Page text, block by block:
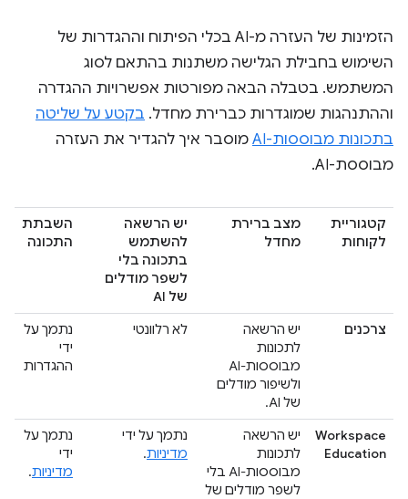
הזמינות של העזרה מ-AI בכלי הפיתוח וההגדרות של
השימוש בחבילת הגלישה משתנות בהתאם לסוג
המשתמש. בטבלה הבאה מפורטות אפשרויות ההגדרה
וההתנהגות שמוגדרות כברירת מחדל. בקטע על שליטה
בתכונות מבוססות-AI
מוסבר איך להגדיר את העזרה
מבוססת-AI.
קטגוריית
לקוחות
מצב ברירת
מחדל
יש הרשאה
להשתמש
בתכונה בלי
לשפר מודלים
של AI
השבתת
התכונה
צרכנים
יש הרשאה
לתכונות
מבוססות-AI
ולשיפור מודלים
של AI.
לא רלוונטי
נתמך על
ידי
ההגדרות
Workspace
Education
יש הרשאה
לתכונות
מבוססות-AI בלי
לשפר מודלים של
נתמך על ידי
מדיניות.
נתמך על
ידי
מדיניות.